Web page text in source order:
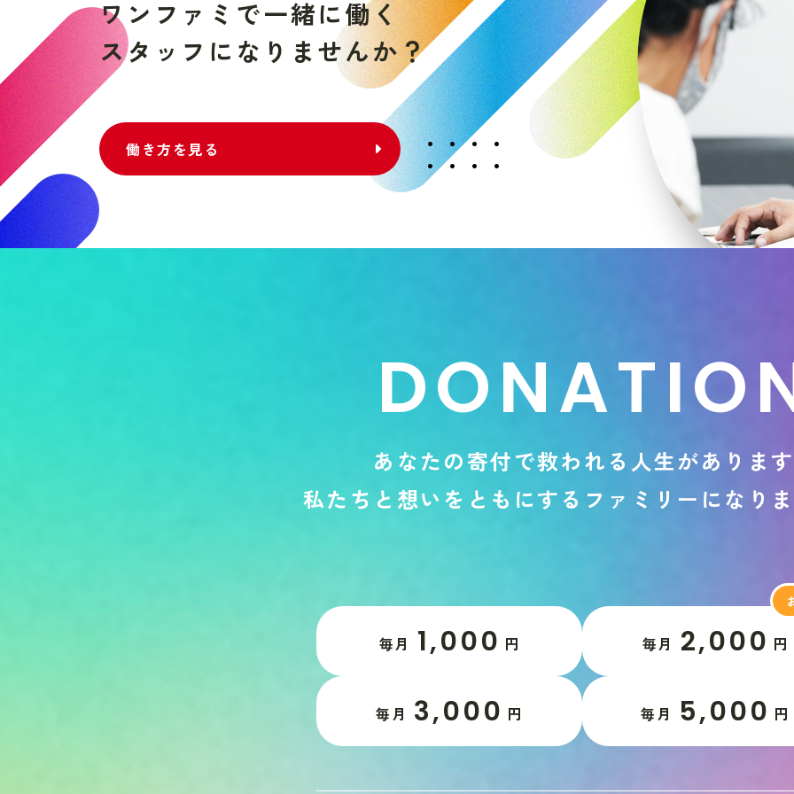
ワ ン フ ァ ミ で一緒に働く
スタ ッ フ に な り ませんか？
働き方を見る
DONATIO
あ なたの寄付で救われる 人生があ り ま す
私た ち と 想いを と も にする フ ァ ミ リ ー に な り ま
毎月 1,000 円 毎月 2,000 円
毎月 3,000 円 毎月 5,000 円